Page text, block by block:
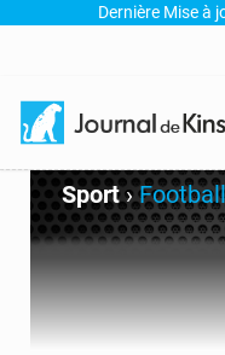
Dernière Mise à
Sport›Football